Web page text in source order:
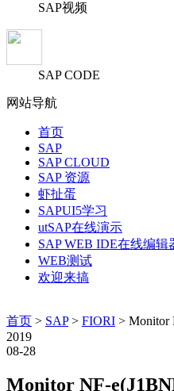
SAP视频
SAP CODE
网站导航
首页
SAP
SAP CLOUD
SAP 资源
虾扯蛋
SAPUI5学习
utSAP在线演示
SAP WEB IDE在线编辑
WEB测试
欢迎来搞
首页 > SAP> FIORI > Monitor
2019
08-28
Monitor NF-